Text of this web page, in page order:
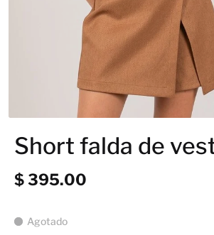
Short falda de
$ 395.00
Agotado